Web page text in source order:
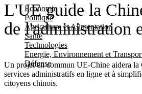
Economie
Politique
Agriculture et Alimentation
Santé
Technologies
Energie, Environnement et
Défense
L'UE guide la
de l'administration
Un projet en commun UE-Chine aidera la
services administratifs en ligne et à
citoyens chinois.